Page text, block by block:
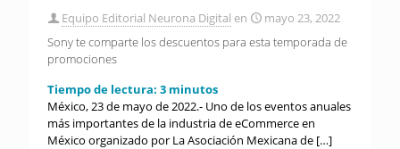
Equipo Editorial Neurona Digital en
mayo 23, 2022
Sony te comparte los descuentos para esta temporada de
promociones
Tiempo de lectura: 3 minutos
México, 23 de mayo de 2022.- Uno de los eventos anuales
más importantes de la industria de eCommerce en
México organizado por La Asociación Mexicana de […]